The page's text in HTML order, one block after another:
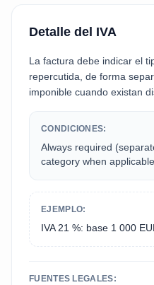
Detalle del IVA
La factura debe indicar el
repercutida, de forma
imponible cuando existan
CONDICIONES:
Always required
category when
EJEMPLO:
IVA 21 %: base 1 000
FUENTES LEGALES: